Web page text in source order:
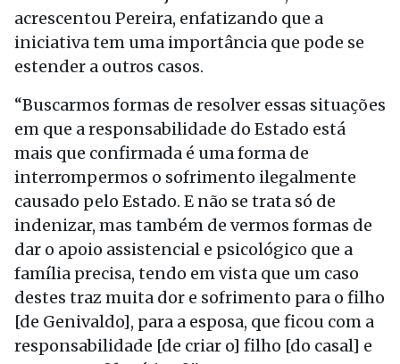
acrescentou Pereira, enfatizando que a
iniciativa tem uma importância que pode se
estender a outros casos.
“Buscarmos formas de resolver essas situações
em que a responsabilidade do Estado está
mais que confirmada é uma forma de
interrompermos o sofrimento ilegalmente
causado pelo Estado. E não se trata só de
indenizar, mas também de vermos formas de
dar o apoio assistencial e psicológico que a
família precisa, tendo em vista que um caso
destes traz muita dor e sofrimento para o filho
[de Genivaldo], para a esposa, que ficou com a
responsabilidade [de criar o] filho [do casal] e